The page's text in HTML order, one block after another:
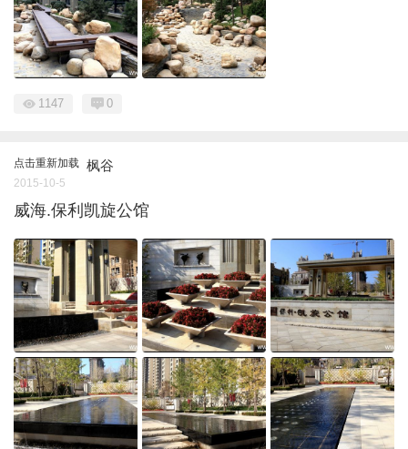
1147 0
点击重新加载 枫谷
2015-10-5
威海.保利凯旋公馆